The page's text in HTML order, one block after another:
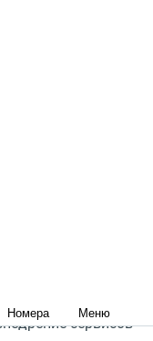
Номера Меню
потребности
сервисов